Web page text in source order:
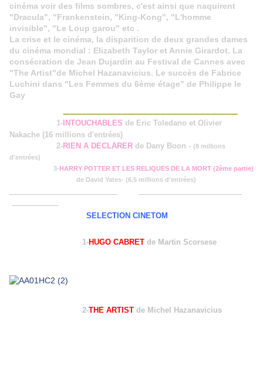
cinéma voir des films sombres, c'est ainsi que naquirent
"Dracula", "Frankenstein, "King-Kong", "L'homme
invisible", "Le Loup garou" etc .
La crise et le cinéma, la disparition de deux grandes dames
du cinéma mondial : Elizabeth Taylor et Annie Girardot. La
consécration de Jean Dujardin au Festival de Cannes avec
"The Artist"de Michel Hazanavicius. Le succès de Fabrice
Luchini dans "Les Femmes du 6ème étage" de Philippe le
Gay
1-INTOUCHABLES de Eric Toledano et Olivier
Nakache (16 millions d'entrées)
2-RIEN A DECLARER de Dany Boon - (8 millions
d'entrées)
3-HARRY POTTER ET LES RELIQUES DE LA MORT (2ème partie)
de David Yates- (6,5 millions d'entrées)
SELECTION CINETOM
1-HUGO CABRET de Martin Scorsese
2-THE ARTIST de Michel Hazanavicius